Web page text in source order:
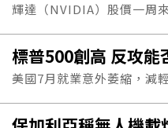
輝達（NVIDIA）股價一周
億美元，寫下歷來最大單
攻：SpaceX執行長馬斯克
業者的人工智慧（AI）資本
美國7月就業意外萎縮，減
和半導體股反彈，標普500